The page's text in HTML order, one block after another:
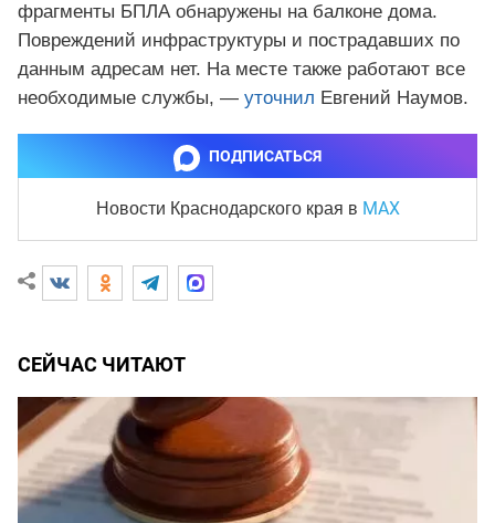
фрагменты БПЛА обнаружены на балконе дома.
Повреждений инфраструктуры и пострадавших по
данным адресам нет. На месте также работают все
необходимые службы, — уточнил Евгений Наумов.
ПОДПИСАТЬСЯ
Новости Краснодарского края в MAX
СЕЙЧАС ЧИТАЮТ